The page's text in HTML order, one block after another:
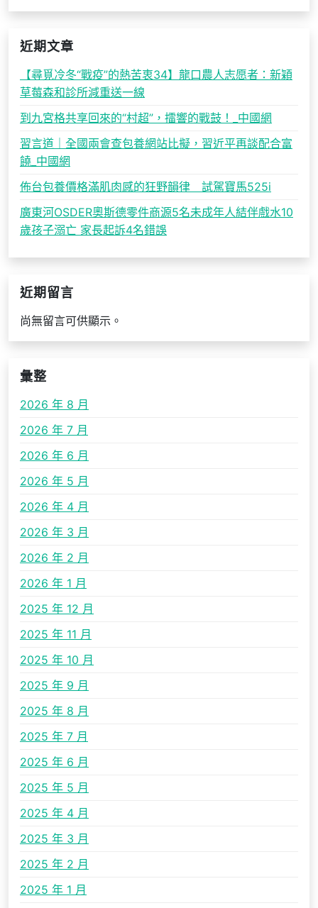
近期文章
【尋覓冷冬“戰疫”的熱苦衷34】龍口農人志愿者：新穎
草莓森和診所減重送一線
到九宮格共享回來的“村超”，擂響的戰鼓！_中國網
習言道｜全國兩會查包養網站比擬，習近平再談配合富
饒_中國網
佈台包養價格滿肌肉感的狂野韻律 試駕寶馬525i
廣東河OSDER奧斯德零件商源5名未成年人結伴戲水10
歲孩子溺亡 家長起訴4名錯誤
近期留言
尚無留言可供顯示。
彙整
2026 年 8 月
2026 年 7 月
2026 年 6 月
2026 年 5 月
2026 年 4 月
2026 年 3 月
2026 年 2 月
2026 年 1 月
2025 年 12 月
2025 年 11 月
2025 年 10 月
2025 年 9 月
2025 年 8 月
2025 年 7 月
2025 年 6 月
2025 年 5 月
2025 年 4 月
2025 年 3 月
2025 年 2 月
2025 年 1 月